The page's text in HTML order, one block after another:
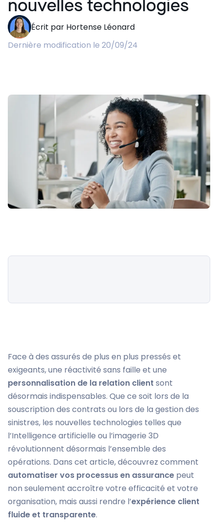
nouvelles technologies
Écrit par Hortense Léonard
Dernière modification le 20/09/24
Face à des assurés de plus en plus pressés et
exigeants, une réactivité sans faille et une
personnalisation de la relation client sont
désormais indispensables. Que ce soit lors de la
souscription des contrats ou lors de la gestion des
sinistres, les nouvelles technologies telles que
l’Intelligence artificielle ou l’imagerie 3D
révolutionnent désormais l’ensemble des
opérations. Dans cet article, découvrez comment
automatiser vos processus en assurance peut
non seulement accroître votre efficacité et votre
organisation, mais aussi rendre l’expérience client
fluide et transparente.